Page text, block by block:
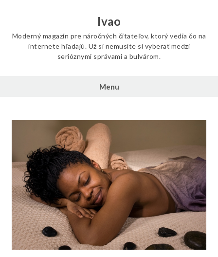
Ivao
Moderný magazín pre náročných čitateľov, ktorý vedia čo na
internete hľadajú. Už si nemusíte si vyberať medzi
serióznymi správami a bulvárom.
Menu